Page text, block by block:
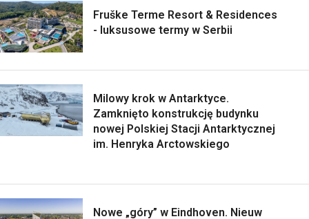
Fruške Terme Resort & Residences
- luksusowe termy w Serbii
Milowy krok w Antarktyce.
Zamknięto konstrukcję budynku
nowej Polskiej Stacji Antarktycznej
im. Henryka Arctowskiego
Nowe „góry” w Eindhoven. Nieuw